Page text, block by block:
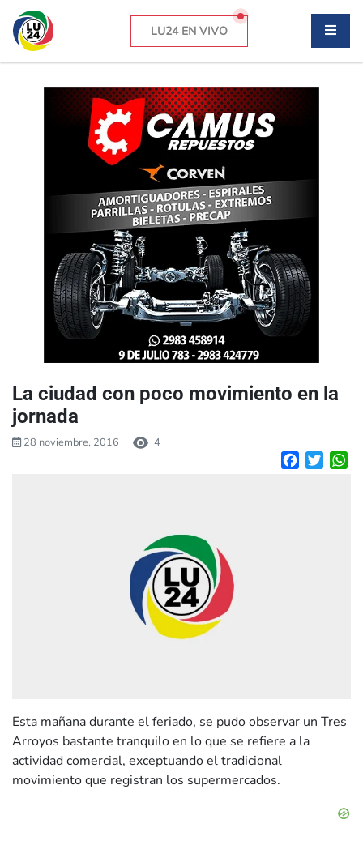
LU24 EN VIVO
La ciudad con poco movimiento en la
jornada
28 noviembre, 2016 4
Facebook
Esta mañana durante el feriado, se pudo observar un Tres
Arroyos bastante tranquilo en lo que se refiere a la
actividad comercial, exceptuando el tradicional
movimiento que registran los supermercados.